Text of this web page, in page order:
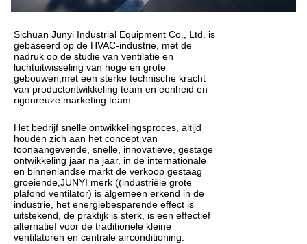
Sichuan Junyi Industrial Equipment Co., Ltd. is
gebaseerd op de HVAC-industrie, met de
nadruk op de studie van ventilatie en
luchtuitwisseling van hoge en grote
gebouwen,met een sterke technische kracht
van productontwikkeling team en eenheid en
rigoureuze marketing team.
Het bedrijf snelle ontwikkelingsproces, altijd
houden zich aan het concept van
toonaangevende, snelle, innovatieve, gestage
ontwikkeling jaar na jaar, in de internationale
en binnenlandse markt de verkoop gestaag
groeiende,JUNYI merk ((industriële grote
plafond ventilator) is algemeen erkend in de
industrie, het energiebesparende effect is
uitstekend, de praktijk is sterk, is een effectief
alternatief voor de traditionele kleine
ventilatoren en centrale airconditioning.